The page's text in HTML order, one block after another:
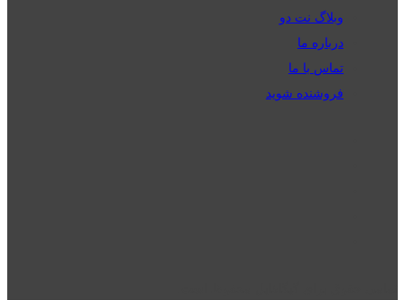
وبلاگ نت دو
درباره ما
تماس با ما
فروشنده شوید